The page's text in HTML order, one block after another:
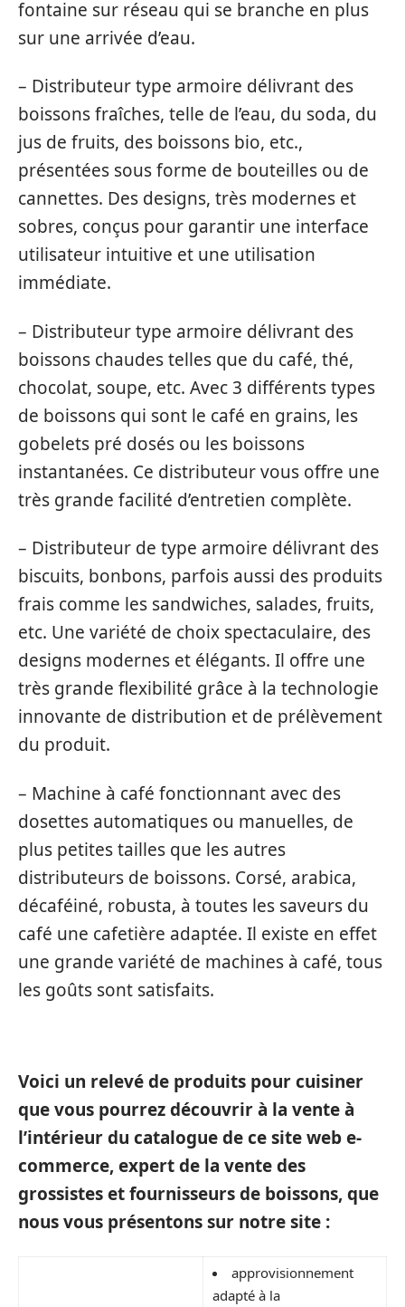
fontaine sur réseau qui se branche en plus
sur une arrivée d’eau.
– Distributeur type armoire délivrant des
boissons fraîches, telle de l’eau, du soda, du
jus de fruits, des boissons bio, etc.,
présentées sous forme de bouteilles ou de
cannettes. Des designs, très modernes et
sobres, conçus pour garantir une interface
utilisateur intuitive et une utilisation
immédiate.
– Distributeur type armoire délivrant des
boissons chaudes telles que du café, thé,
chocolat, soupe, etc. Avec 3 différents types
de boissons qui sont le café en grains, les
gobelets pré dosés ou les boissons
instantanées. Ce distributeur vous offre une
très grande facilité d’entretien complète.
– Distributeur de type armoire délivrant des
biscuits, bonbons, parfois aussi des produits
frais comme les sandwiches, salades, fruits,
etc. Une variété de choix spectaculaire, des
designs modernes et élégants. Il offre une
très grande flexibilité grâce à la technologie
innovante de distribution et de prélèvement
du produit.
– Machine à café fonctionnant avec des
dosettes automatiques ou manuelles, de
plus petites tailles que les autres
distributeurs de boissons. Corsé, arabica,
décaféiné, robusta, à toutes les saveurs du
café une cafetière adaptée. Il existe en effet
une grande variété de machines à café, tous
les goûts sont satisfaits.
Voici un relevé de produits pour cuisiner
que vous pourrez découvrir à la vente à
l’intérieur du catalogue de ce site web e-
commerce, expert de la vente des
grossistes et fournisseurs de boissons, que
nous vous présentons sur notre site :
approvisionnement
adapté à la